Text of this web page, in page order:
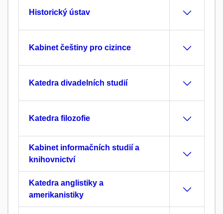
Historický ústav
Kabinet češtiny pro cizince
Katedra divadelních studií
Katedra filozofie
Kabinet informačních studií a
knihovnictví
Katedra anglistiky a
amerikanistiky